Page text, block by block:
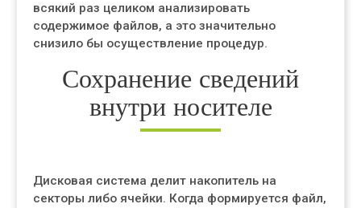
всякий раз целиком анализировать
содержимое файлов, а это значительно
снизило бы осуществление процедур.
Сохранение сведений
внутри носителе
Дисковая система делит накопитель на
секторы либо ячейки. Когда формируется файл,